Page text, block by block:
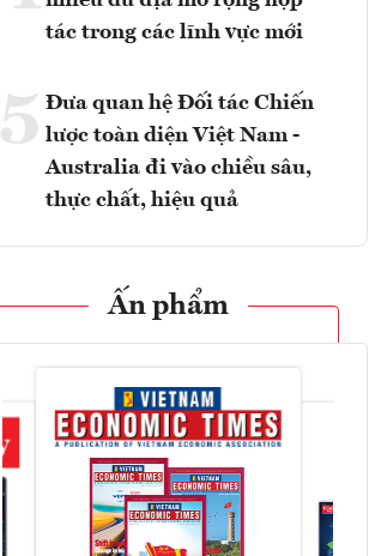
tác trong các lĩnh vực mới
5 Đưa quan hệ Đối tác Chiến
lược toàn diện Việt Nam -
Australia đi vào chiều sâu,
thực chất, hiệu quả
Ấn phẩm